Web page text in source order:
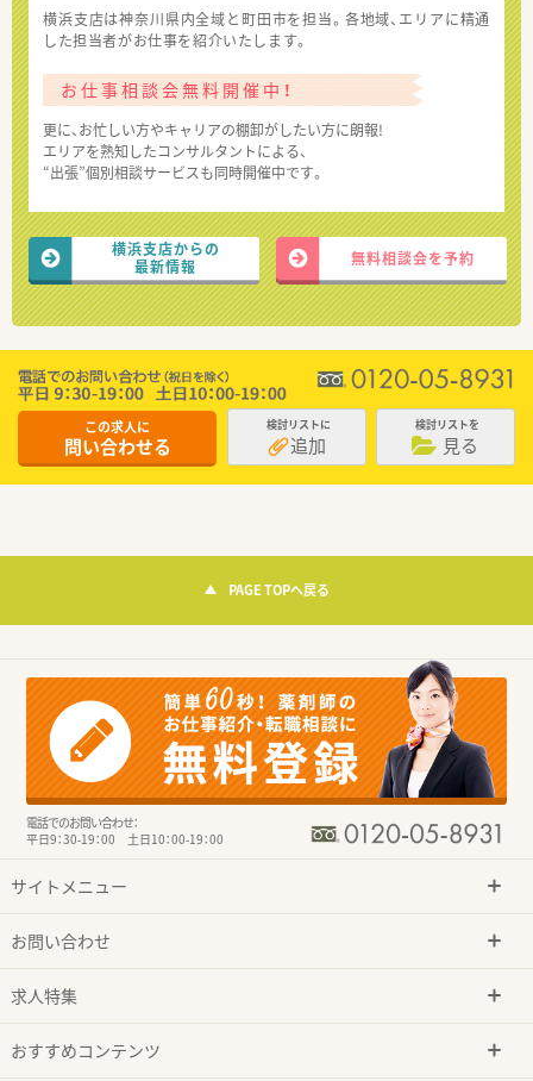
横浜支店は神奈川県内全域と町田市を担当。各地域、エリアに精通
した担当者がお仕事を紹介いたします。
お仕事相談会無料開催中！
更に、お忙しい方やキャリアの棚卸がしたい方に朗報!
エリアを熟知したコンサルタントによる、
“出張”個別相談サービスも同時開催中です。
横浜支店からの
最新情報
無料相談会を予約
この求人に
問い合わせる
検討リストに
追加
検討リストを
見る
PAGE TOPへ戻る
電話でのお問い合わせ：
平日9：30-19：00 土日10：00-19：00
サイトメニュー
お問い合わせ
求人特集
おすすめコンテンツ